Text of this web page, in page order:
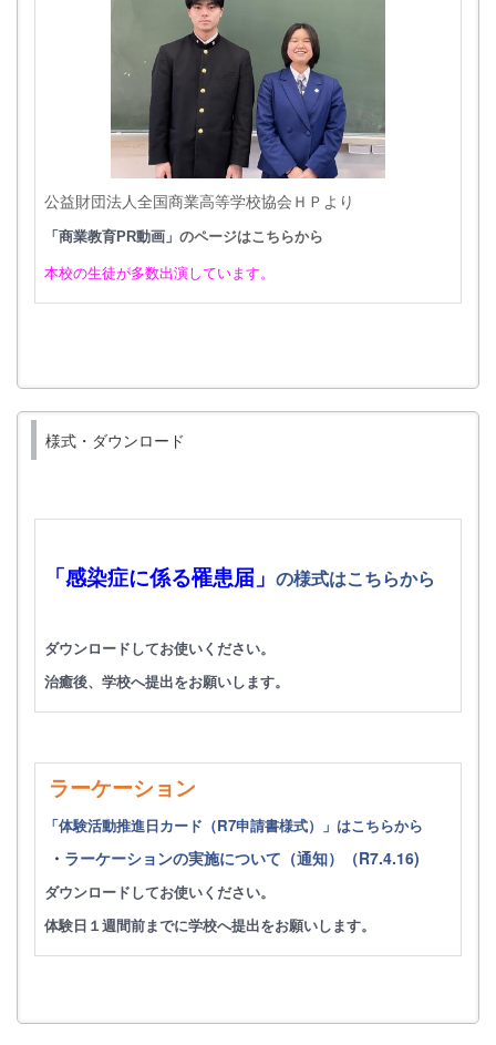
公益財団法人全国商業高等学校協会ＨＰより
「商業教育PR動画」 のページはこちらから
本校の生徒が多数出演しています。
様式・ダウンロード
「感染症に係る罹患届」 の様式はこちらから
ダウンロードしてお使いください。
治癒後、学校へ提出をお願いします。
ラーケーション
「体験活動推進日カード（R7申請書様式）」はこちらから
・ ラーケーションの実施について（通知）（R7.4.16)
ダウンロードしてお使いください。
体験日１週間前までに学校へ提出をお願いします。